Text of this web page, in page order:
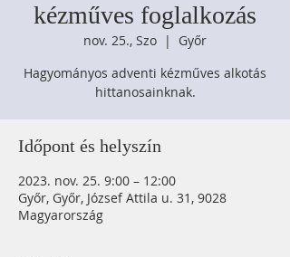
kézműves foglalkozás
nov. 25., Szo
  |
Győr
Hagyományos adventi kézműves alkotás
hittanosainknak.
Időpont és helyszín
2023. nov. 25. 9:00 – 12:00
Győr, Győr, József Attila u. 31, 9028
Magyarország